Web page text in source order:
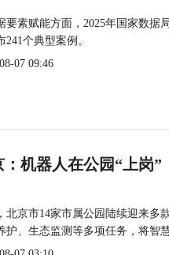
要素赋能方面，2025年国家数据
241个典型案例。
07 09:46
：机器人在公园“上岗”
北京市14家市属公园陆续迎来多
护、生态监测等多项任务，将智